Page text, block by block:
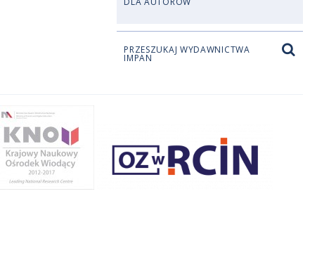
PRZESZUKAJ WYDAWNICTWA
IMPAN